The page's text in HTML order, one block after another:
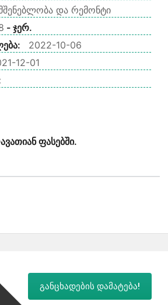
და რემონტი
- ჯერ.
2022-10-06
12-01
ფასებში.
განცხადების დამატება!